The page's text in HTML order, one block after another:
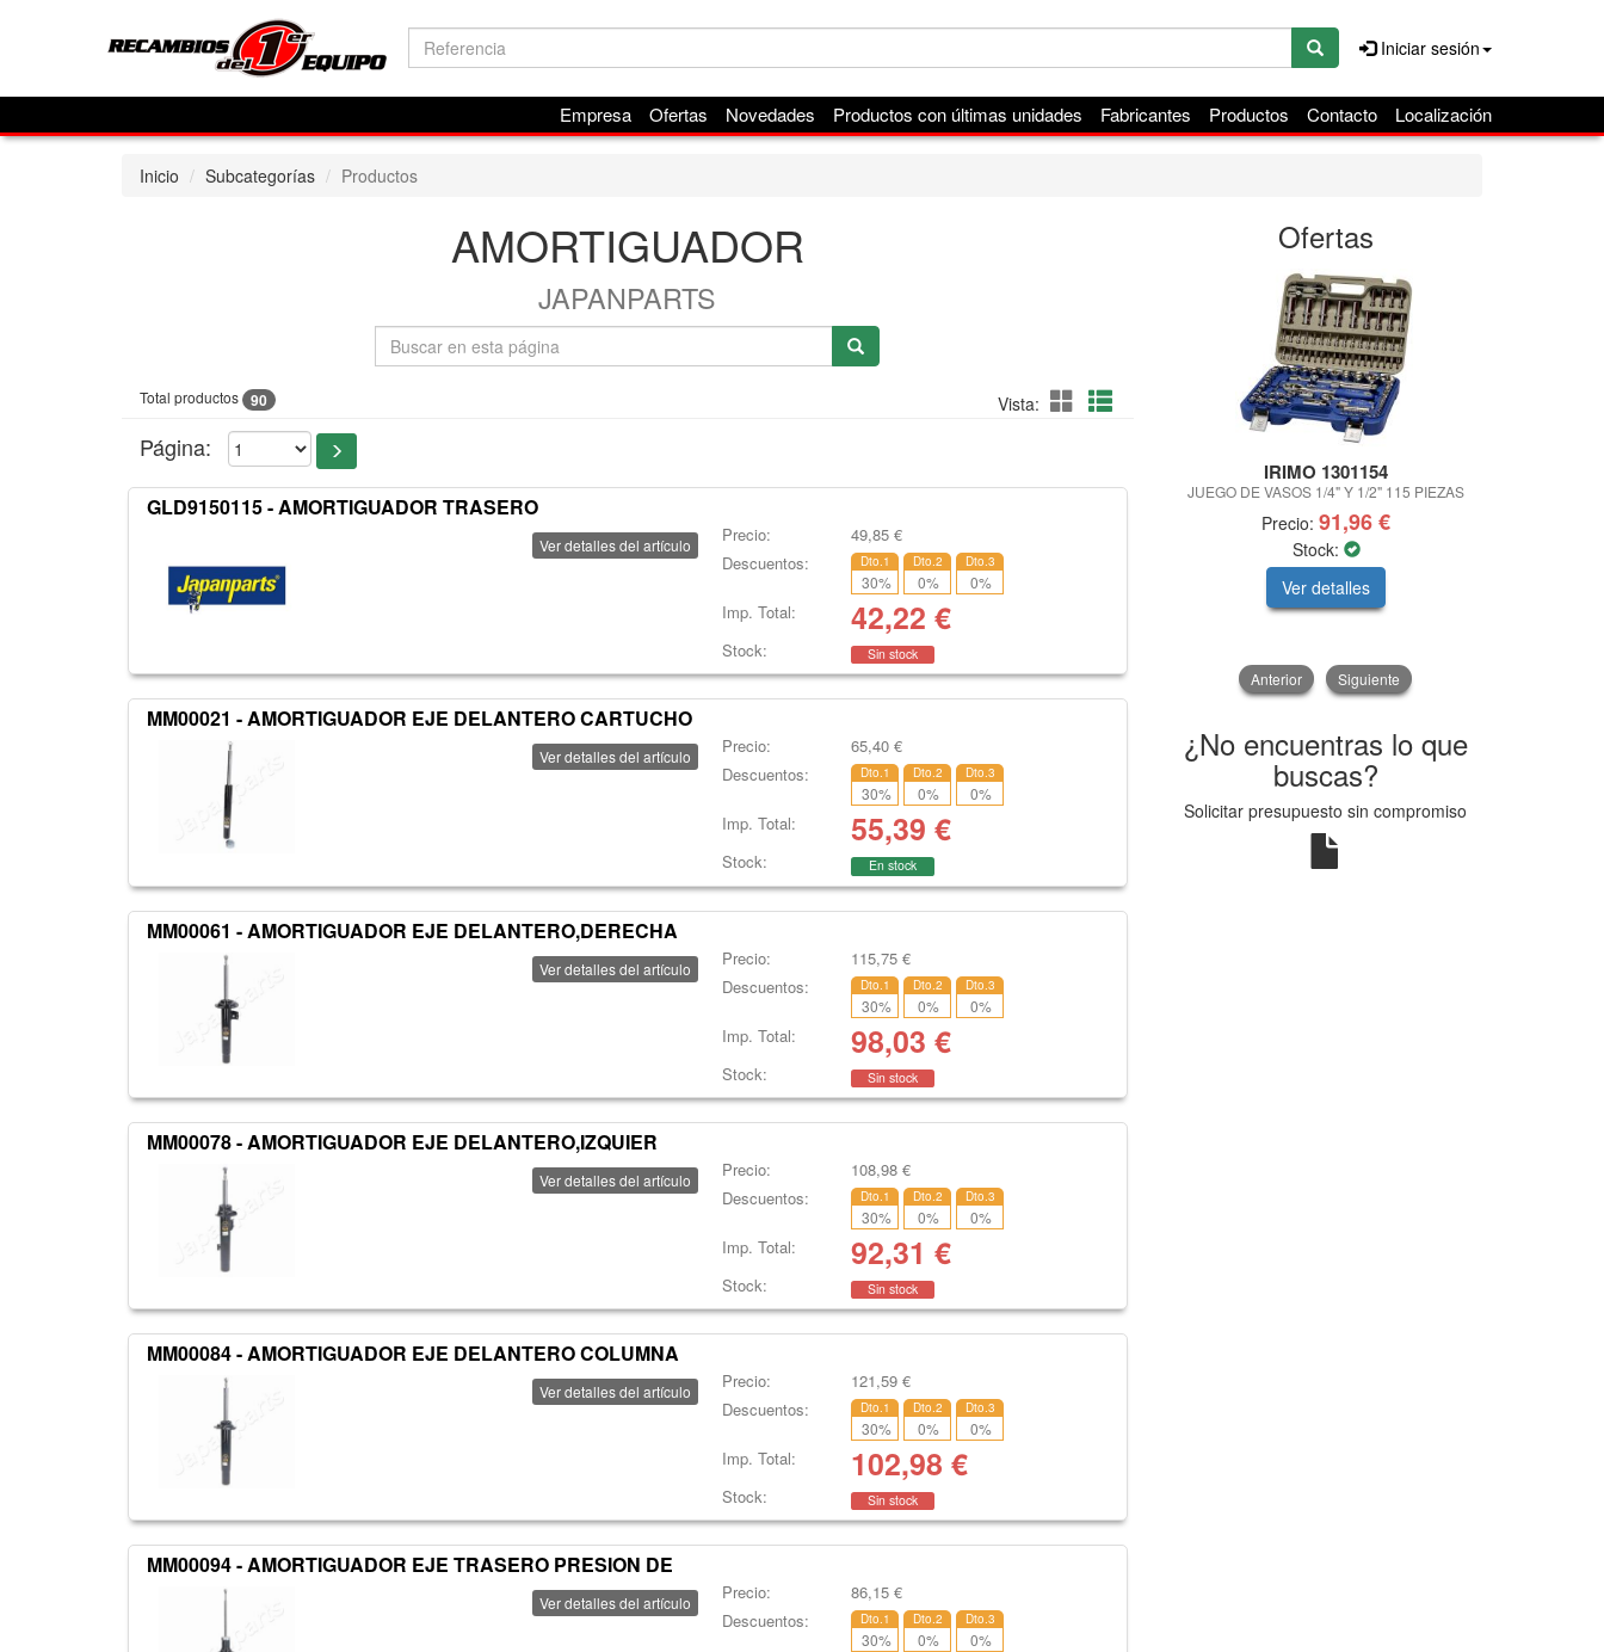
Iniciar sesión
Empresa Ofertas Novedades Productos con últimas unidades Fabricantes Productos Contacto Localización
Inicio Subcategorías Productos
AMORTIGUADOR
JAPANPARTS
Total productos 90 Vista:
Página:
GLD9150115 - AMORTIGUADOR TRASERO
Ver detalles del artículo Precio: 49,85 €
Descuentos:
Dto.1
30%
Dto.2
0%
Dto.3
0%
Imp. Total: 42,22 €
Stock: Sin stock
MM00021 - AMORTIGUADOR EJE DELANTERO CARTUCHO
Ver detalles del artículo Precio: 65,40 €
Descuentos:
Dto.1
30%
Dto.2
0%
Dto.3
0%
Imp. Total: 55,39 €
Stock: En stock
MM00061 - AMORTIGUADOR EJE DELANTERO,DERECHA
Ver detalles del artículo Precio: 115,75 €
Descuentos:
Dto.1
30%
Dto.2
0%
Dto.3
0%
Imp. Total: 98,03 €
Stock: Sin stock
MM00078 - AMORTIGUADOR EJE DELANTERO,IZQUIER
Ver detalles del artículo Precio: 108,98 €
Descuentos:
Dto.1
30%
Dto.2
0%
Dto.3
0%
Imp. Total: 92,31 €
Stock: Sin stock
MM00084 - AMORTIGUADOR EJE DELANTERO COLUMNA
Ver detalles del artículo Precio: 121,59 €
Descuentos:
Dto.1
30%
Dto.2
0%
Dto.3
0%
Imp. Total: 102,98 €
Stock: Sin stock
MM00094 - AMORTIGUADOR EJE TRASERO PRESION DE
Ver detalles del artículo Precio: 86,15 €
Descuentos:
Dto.1
30%
Dto.2
0%
Dto.3
0%
Ofertas
IRIMO 1301154
JUEGO DE VASOS 1/4" Y 1/2" 115 PIEZAS
Precio: 91,96 €
Stock:
Ver detalles
Anterior Siguiente
¿No encuentras lo que
buscas?
Solicitar presupuesto sin compromiso